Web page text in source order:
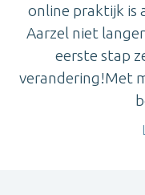
online praktijk is
Aarzel niet
eerste stap
verandering!Met